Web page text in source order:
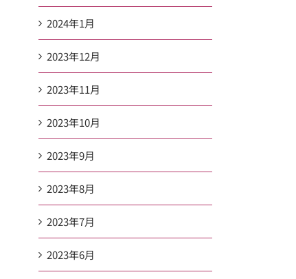
2024年1月
2023年12月
2023年11月
2023年10月
2023年9月
2023年8月
2023年7月
2023年6月